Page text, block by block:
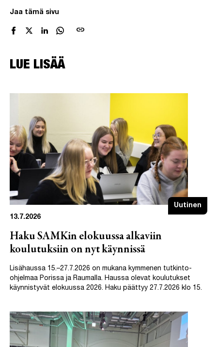
Jaa tämä sivu
link
LUE LISÄÄ
Uutinen
13.7.2026
Haku SAMKin elokuussa alkaviin
koulutuksiin on nyt käynnissä
Lisähaussa 15.–27.7.2026 on mukana kymmenen tutkinto-
ohjelmaa Porissa ja Raumalla. Haussa olevat koulutukset
käynnistyvät elokuussa 2026. Haku päättyy 27.7.2026 klo 15.